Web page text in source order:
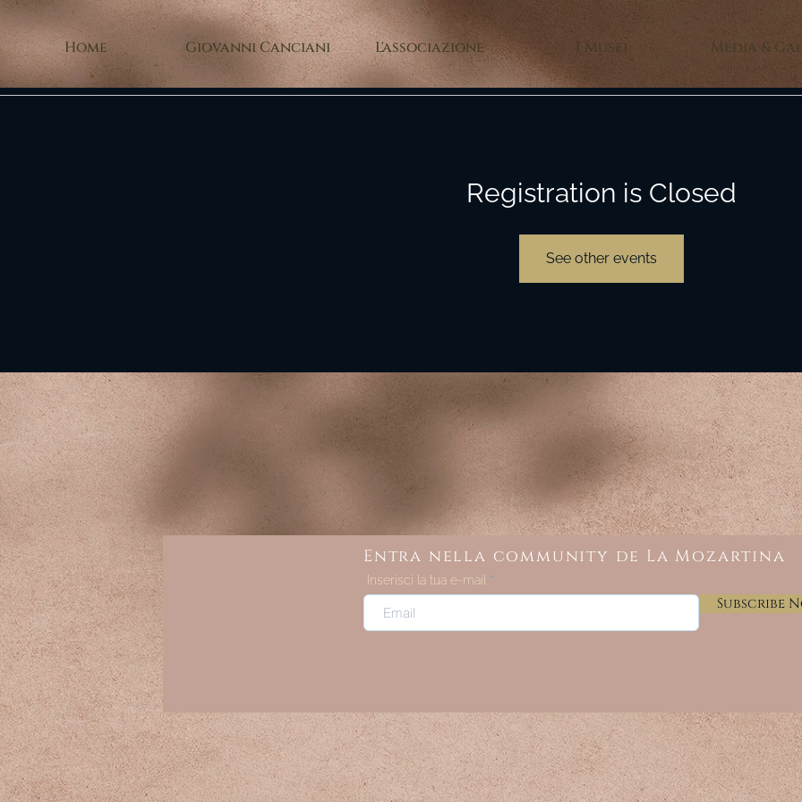
Home Giovanni Canciani L'associazione I Musei Media &
Registration is Closed
See other events
Entra nella community de La Mozartina
Inserisci la tua e-mail
Subscribe